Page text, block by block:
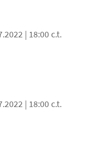
| 18:00 c.t.
| 18:00 c.t.